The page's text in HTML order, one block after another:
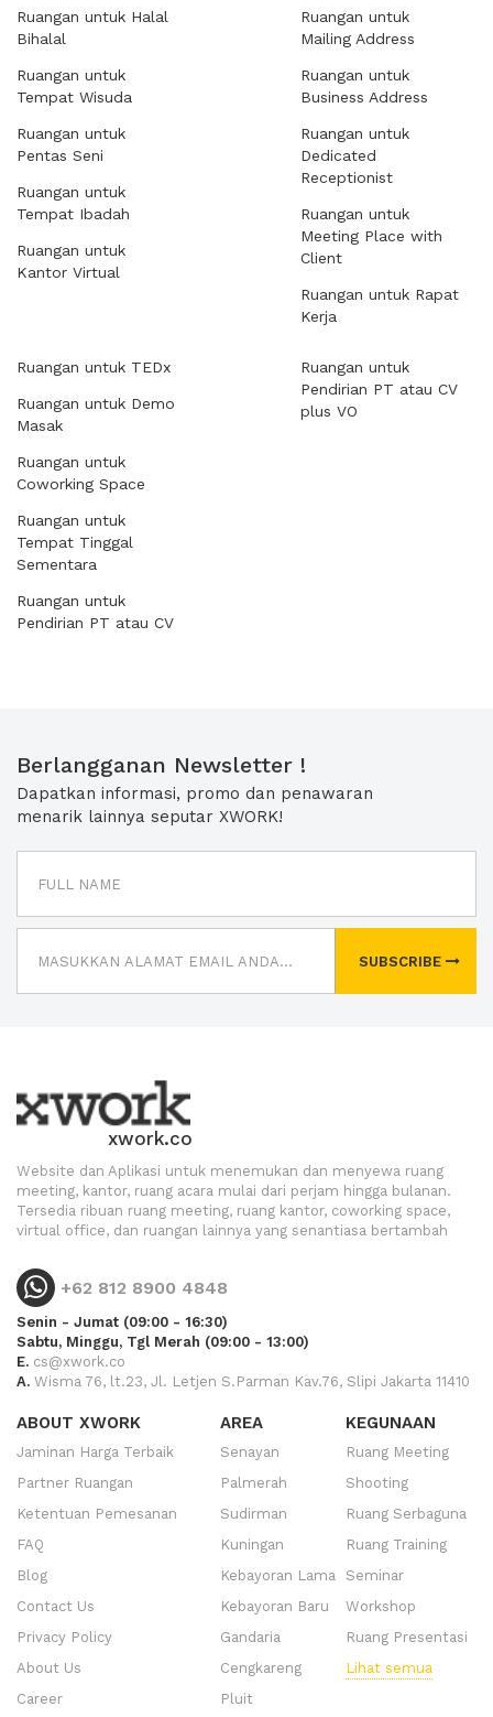
Ruangan untuk Halal
Bihalal
Ruangan untuk
Tempat Wisuda
Ruangan untuk
Pentas Seni
Ruangan untuk
Tempat Ibadah
Ruangan untuk
Kantor Virtual
Ruangan untuk
Mailing Address
Ruangan untuk
Business Address
Ruangan untuk
Dedicated
Receptionist
Ruangan untuk
Meeting Place with
Client
Ruangan untuk Rapat
Kerja
Ruangan untuk TEDx
Ruangan untuk Demo
Masak
Ruangan untuk
Coworking Space
Ruangan untuk
Tempat Tinggal
Sementara
Ruangan untuk
Pendirian PT atau CV
Ruangan untuk
Pendirian PT atau CV
plus VO
Berlangganan Newsletter !
Dapatkan informasi, promo dan penawaran
menarik lainnya seputar XWORK!
SUBSCRIBE
xwork.co
Website dan Aplikasi untuk menemukan dan menyewa ruang
meeting, kantor, ruang acara mulai dari perjam hingga bulanan.
Tersedia ribuan ruang meeting, ruang kantor, coworking space,
virtual office, dan ruangan lainnya yang senantiasa bertambah
+62 812 8900 4848
Senin - Jumat (09:00 - 16:30)
Sabtu, Minggu, Tgl Merah (09:00 - 13:00)
E. cs@xwork.co
A. Wisma 76, lt.23, Jl. Letjen S.Parman Kav.76, Slipi Jakarta 11410
ABOUT XWORK
Jaminan Harga Terbaik
Partner Ruangan
Ketentuan Pemesanan
FAQ
Blog
Contact Us
Privacy Policy
About Us
Career
AREA
Senayan
Palmerah
Sudirman
Kuningan
Kebayoran Lama
Kebayoran Baru
Gandaria
Cengkareng
Pluit
KEGUNAAN
Ruang Meeting
Shooting
Ruang Serbaguna
Ruang Training
Seminar
Workshop
Ruang Presentasi
Lihat semua